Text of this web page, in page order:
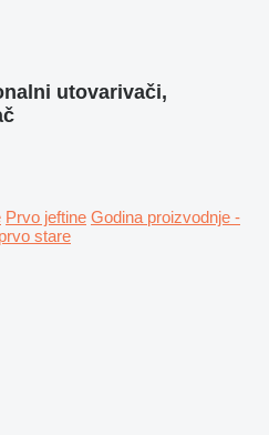
utovarivači,
Prvo jeftine Godina proizvodnje -
stare